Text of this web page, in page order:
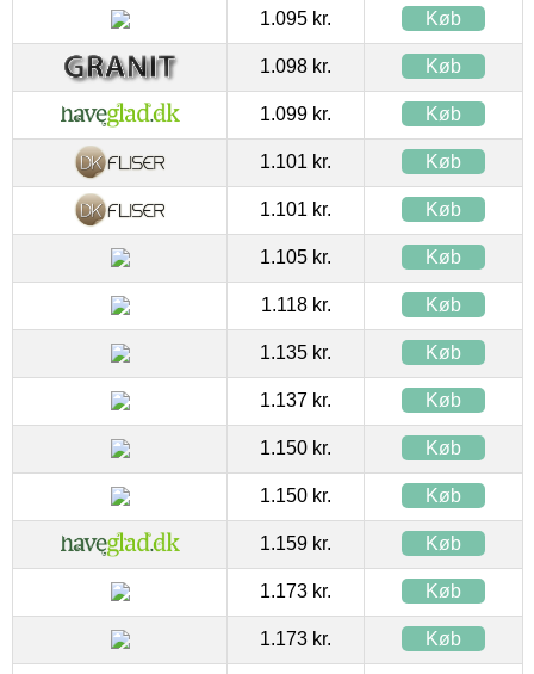
1.095 kr. Køb
1.098 kr. Køb
1.099 kr. Køb
1.101 kr. Køb
1.101 kr. Køb
1.105 kr. Køb
1.118 kr. Køb
1.135 kr. Køb
1.137 kr. Køb
1.150 kr. Køb
1.150 kr. Køb
1.159 kr. Køb
1.173 kr. Køb
1.173 kr. Køb